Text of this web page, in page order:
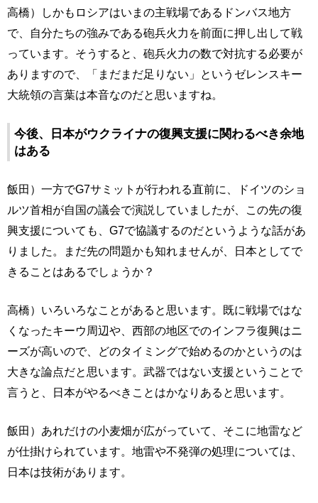
高橋）しかもロシアはいまの主戦場であるドンバス地方
で、自分たちの強みである砲兵火力を前面に押し出して戦
っています。そうすると、砲兵火力の数で対抗する必要が
ありますので、「まだまだ足りない」というゼレンスキー
大統領の言葉は本音なのだと思いますね。
今後、日本がウクライナの復興支援に関わるべき余地
はある
飯田）一方でG7サミットが行われる直前に、ドイツのショ
ルツ首相が自国の議会で演説していましたが、この先の復
興支援についても、G7で協議するのだというような話があ
りました。まだ先の問題かも知れませんが、日本としてで
きることはあるでしょうか？
高橋）いろいろなことがあると思います。既に戦場ではな
くなったキーウ周辺や、西部の地区でのインフラ復興はニ
ーズが高いので、どのタイミングで始めるのかというのは
大きな論点だと思います。武器ではない支援ということで
言うと、日本がやるべきことはかなりあると思います。
飯田）あれだけの小麦畑が広がっていて、そこに地雷など
が仕掛けられています。地雷や不発弾の処理については、
日本は技術があります。